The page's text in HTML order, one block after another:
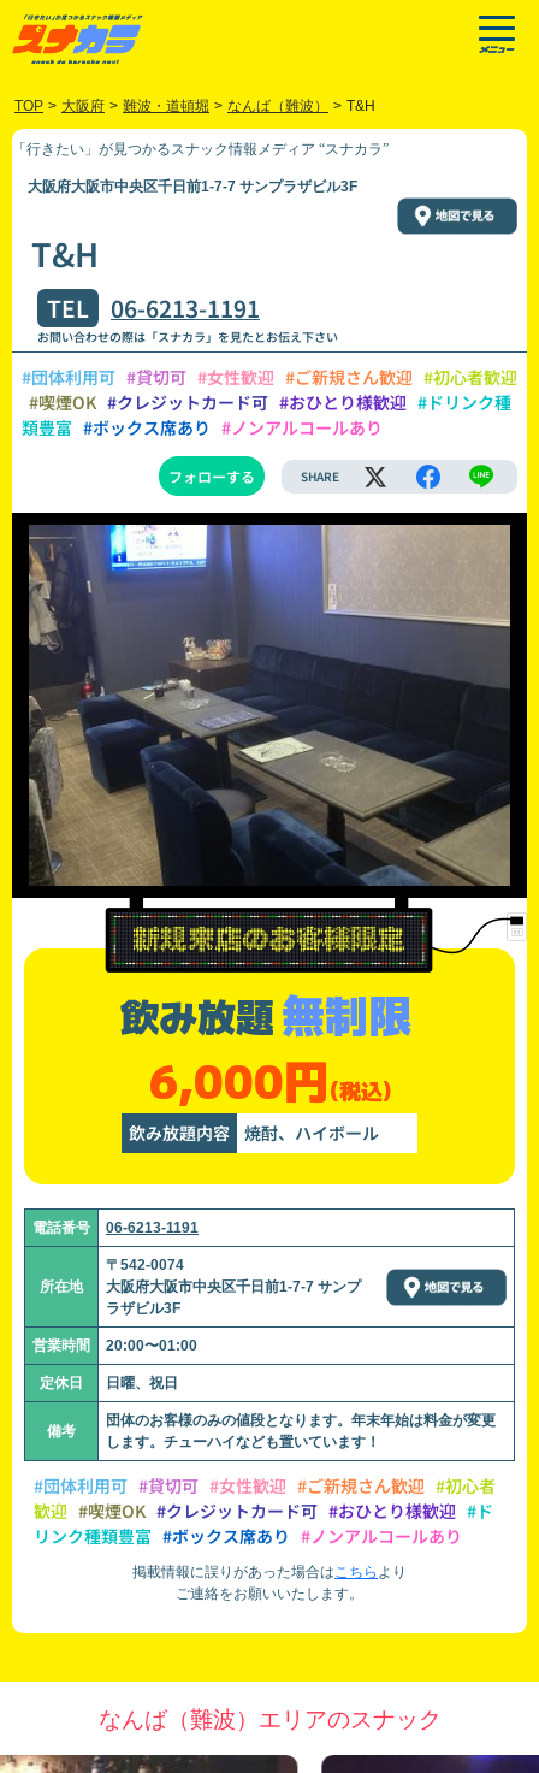
TOP > 大阪府 > 難波・道頓堀 > なんば（難波） > T&H
「行きたい」が見つかるスナック情報メディア “スナカラ”
大阪府大阪市中央区千日前1-7-7 サンプラザビル3F
T&H
TEL 06-6213-1191
お問い合わせの際は「スナカラ」を見たとお伝え下さい
#団体利用可 #貸切可 #女性歓迎 #ご新規さん歓迎 #初心者歓迎
#喫煙OK #クレジットカード可 #おひとり様歓迎 #ドリンク種
類豊富 #ボックス席あり #ノンアルコールあり
フォローする SHARE
飲み放題無制限
6,000円(税込)
飲み放題内容 焼酎、ハイボール
電話番号 06-6213-1191
所在地
〒542-0074
大阪府大阪市中央区千日前1-7-7 サンプ
ラザビル3F
営業時間 20:00〜01:00
定休日 日曜、祝日
備考
団体のお客様のみの値段となります。年末年始は料金が変更
します。チューハイなども置いています！
#団体利用可 #貸切可 #女性歓迎 #ご新規さん歓迎 #初心者
歓迎 #喫煙OK #クレジットカード可 #おひとり様歓迎 #ド
リンク種類豊富 #ボックス席あり #ノンアルコールあり
掲載情報に誤りがあった場合はこちら より
ご連絡をお願いいたします。
なんば（難波）エリアのスナック